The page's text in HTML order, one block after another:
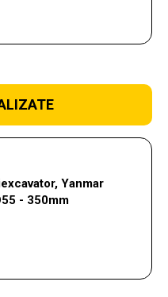
Yanmar
- 350mm